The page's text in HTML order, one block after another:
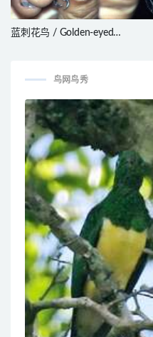
蓝刺花鸟 / Golden-eyed
鸟网鸟秀